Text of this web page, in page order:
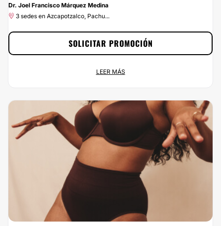
Dr. Joel Francisco Márquez Medina
3 sedes en Azcapotzalco, Pachu...
3 sedes en Azcapotzalco, Pachu...
¡Ponle buena cara a la vida por menos de lo que esperas! En Multiestetica.mx
podrás contratar los servicios de Dr. Joel Francisco Márquez Medina y estar
como siempre has soñado. ¡Aprovecha el 10% de descuento ya!
SOLICITAR PROMOCIÓN
LEER MÁS